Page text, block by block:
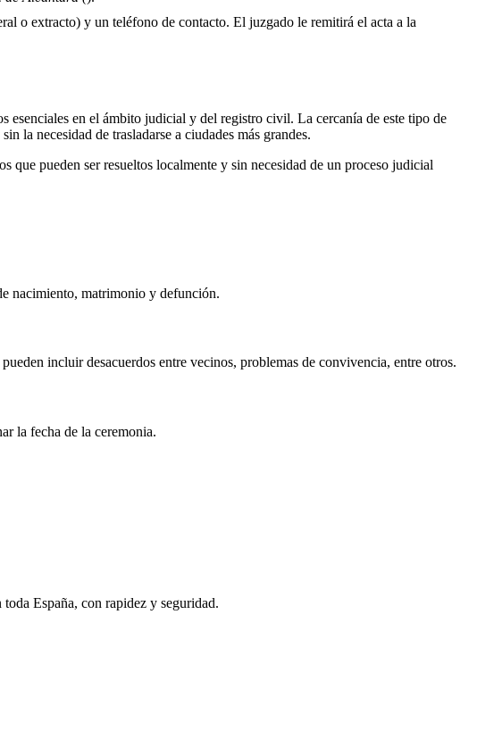
o extracto) y un teléfono de contacto. El juzgado le remitirá el acta a la
esenciales en el ámbito judicial y del registro civil. La cercanía de este tipo de
la necesidad de trasladarse a ciudades más grandes.
que pueden ser resueltos localmente y sin necesidad de un proceso judicial
nacimiento, matrimonio y defunción.
incluir desacuerdos entre vecinos, problemas de convivencia, entre otros.
la fecha de la ceremonia.
España, con rapidez y seguridad.